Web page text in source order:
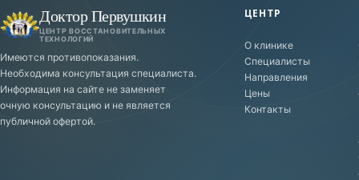
Доктор Первушкин
ЦЕНТР ВОССТАНОВИТЕЛЬНЫХ
ТЕХНОЛОГИЙ
Имеются противопоказания.
Необходима консультация специалиста.
Информация на сайте не заменяет
очную консультацию и не является
публичной офертой.
ЦЕНТР
О клинике
Специалисты
Направления
Цены
Контакты